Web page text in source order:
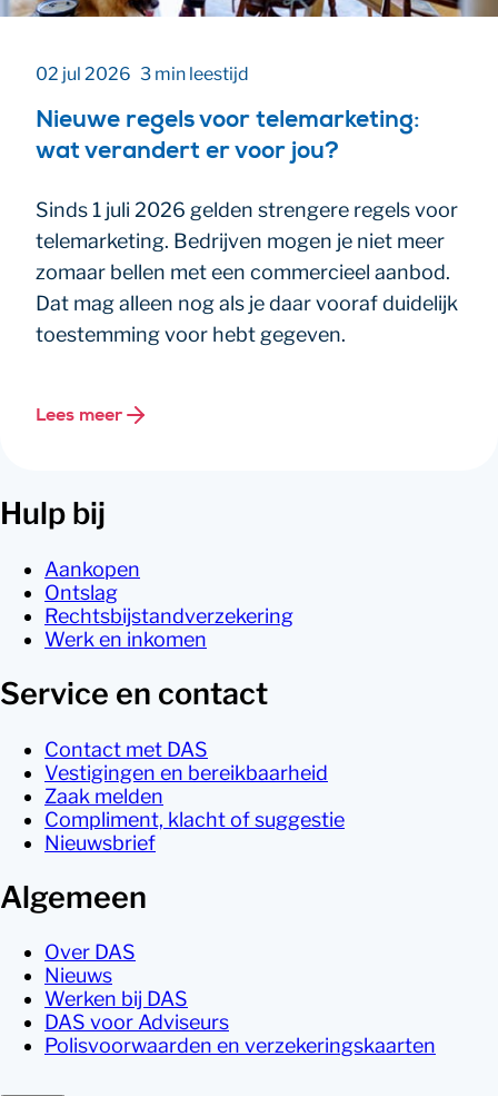
02 jul 2026 3 min leestijd
Nieuwe regels voor telemarketing:
wat verandert er voor jou?
Sinds 1 juli 2026 gelden strengere regels voor
telemarketing. Bedrijven mogen je niet meer
zomaar bellen met een commercieel aanbod.
Dat mag alleen nog als je daar vooraf duidelijk
toestemming voor hebt gegeven.
Lees meer
Hulp bij
Aankopen
Ontslag
Rechtsbijstandverzekering
Werk en inkomen
Service en contact
Contact met DAS
Vestigingen en bereikbaarheid
Zaak melden
Compliment, klacht of suggestie
Nieuwsbrief
Algemeen
Over DAS
Nieuws
Werken bij DAS
DAS voor Adviseurs
Polisvoorwaarden en verzekeringskaarten